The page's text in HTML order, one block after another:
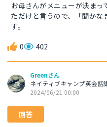
お母さんがメニューが決ま
ただけと言うので、「聞か
す。
0 402
Greenさん
ネイティブキャンプ英会話
2024/06/21 00:00
回答